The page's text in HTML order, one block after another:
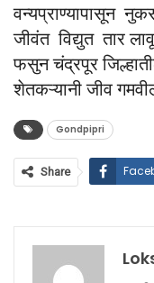
वन्यप्राण्यापासून
जीवंत विद्युत तार
फसुन चंद्रपूर
शेतकऱ्यानी जीव
Gondpipri
Share